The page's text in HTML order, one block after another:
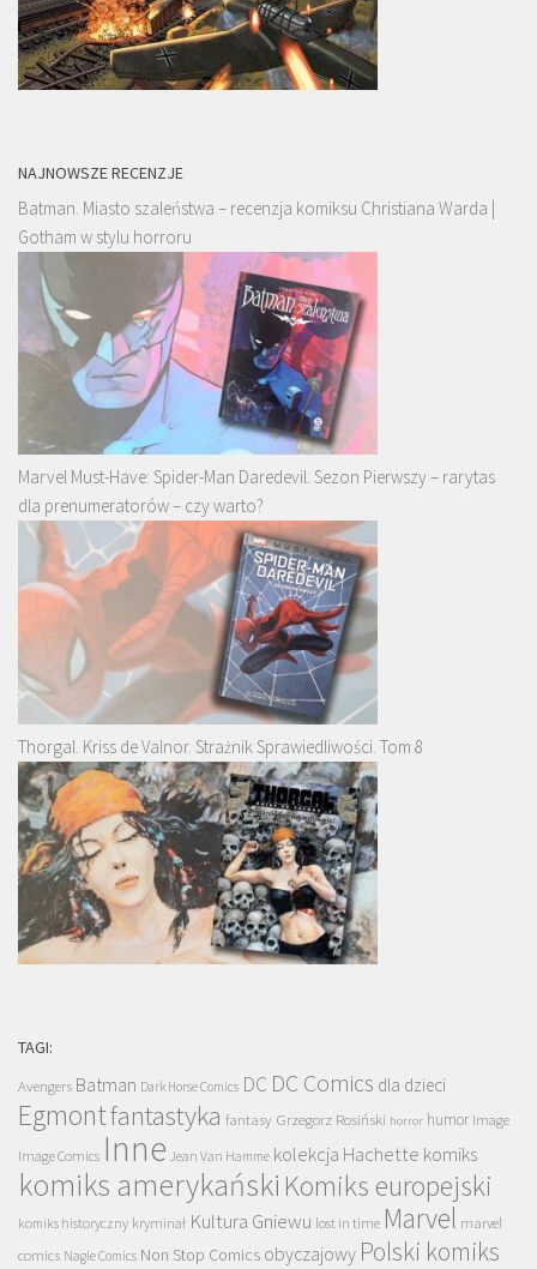
NAJNOWSZE RECENZJE
Batman. Miasto szaleństwa – recenzja komiksu Christiana Warda |
Gotham w stylu horroru
Marvel Must-Have: Spider-Man Daredevil. Sezon Pierwszy – rarytas
dla prenumeratorów – czy warto?
Thorgal. Kriss de Valnor. Strażnik Sprawiedliwości. Tom 8
TAGI:
Avengers Batman Dark Horse Comics DC DC Comics dla dzieci
Egmontfantastyka fantasy Grzegorz Rosiński horror humor Image
Image Comics Inne Jean Van Hamme kolekcja Hachette komiks
komiks amerykański Komiks europejski
komiks historyczny kryminał Kultura Gniewu lost in time Marvel marvel
comics Nagle Comics Non Stop Comics obyczajowy Polski komiks